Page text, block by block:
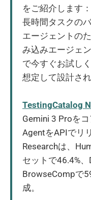
をご紹介します
長時間タスクの
エージェントの
み込みエージェ
で今すぐお試し
想定して設計され
TestingCatalog
Gemini 3 Proを
AgentをAPIでリ
Researchは、
セットで46.4%、
BrowseCompで
成。